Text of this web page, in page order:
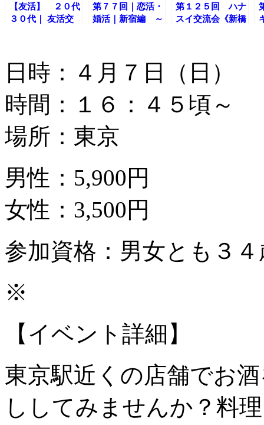
【友活】 ２０代
３０代｜ 友活交
第７７回｜恋活・
婚活｜新宿編 ～
第１２５回 ハナ
スイ交流会《新橋
日時：４月７日（日）
時間：１６：４５頃～
場所：東京
男性：5,900円
女性：3,500円
参加資格：男女とも３
※
【イベント詳細】
東京駅近くの店舗でお
ししてみませんか？料